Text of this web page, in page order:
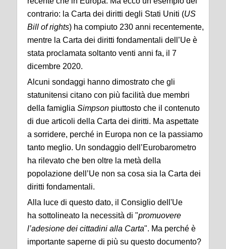
contrario: la Carta dei diritti degli Stati Uniti (US
Bill of rights) ha compiuto 230 anni recentemente,
mentre la Carta dei diritti fondamentali dell’Ue è
stata proclamata soltanto venti anni fa, il 7
dicembre 2020.
Alcuni sondaggi hanno dimostrato che gli
statunitensi citano con più facilità due membri
della famiglia Simpson piuttosto che il contenuto
di due articoli della Carta dei diritti. Ma aspettate
a sorridere, perché in Europa non ce la passiamo
tanto meglio. Un sondaggio dell’Eurobarometro
ha rilevato che ben oltre la metà della
popolazione dell’Ue non sa cosa sia la Carta dei
diritti fondamentali.
Alla luce di questo dato, il Consiglio dell'Ue
ha sottolineato la necessità di "promuovere
l’adesione dei cittadini alla Carta". Ma perché è
importante saperne di più su questo documento?